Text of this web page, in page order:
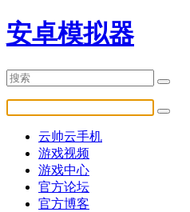
安卓模拟器
云帅云手机
游戏视频
游戏中心
官方论坛
官方博客